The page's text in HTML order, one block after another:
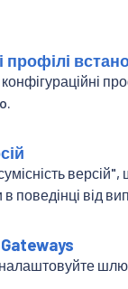
профілі
версій",
поведінці від